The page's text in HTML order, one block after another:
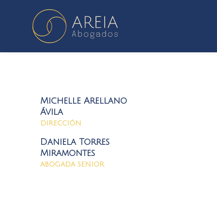
Michelle Arellano
Ávila
DIRECCIÓN
Daniela Torres
Miramontes
ABOGADA SENIOR